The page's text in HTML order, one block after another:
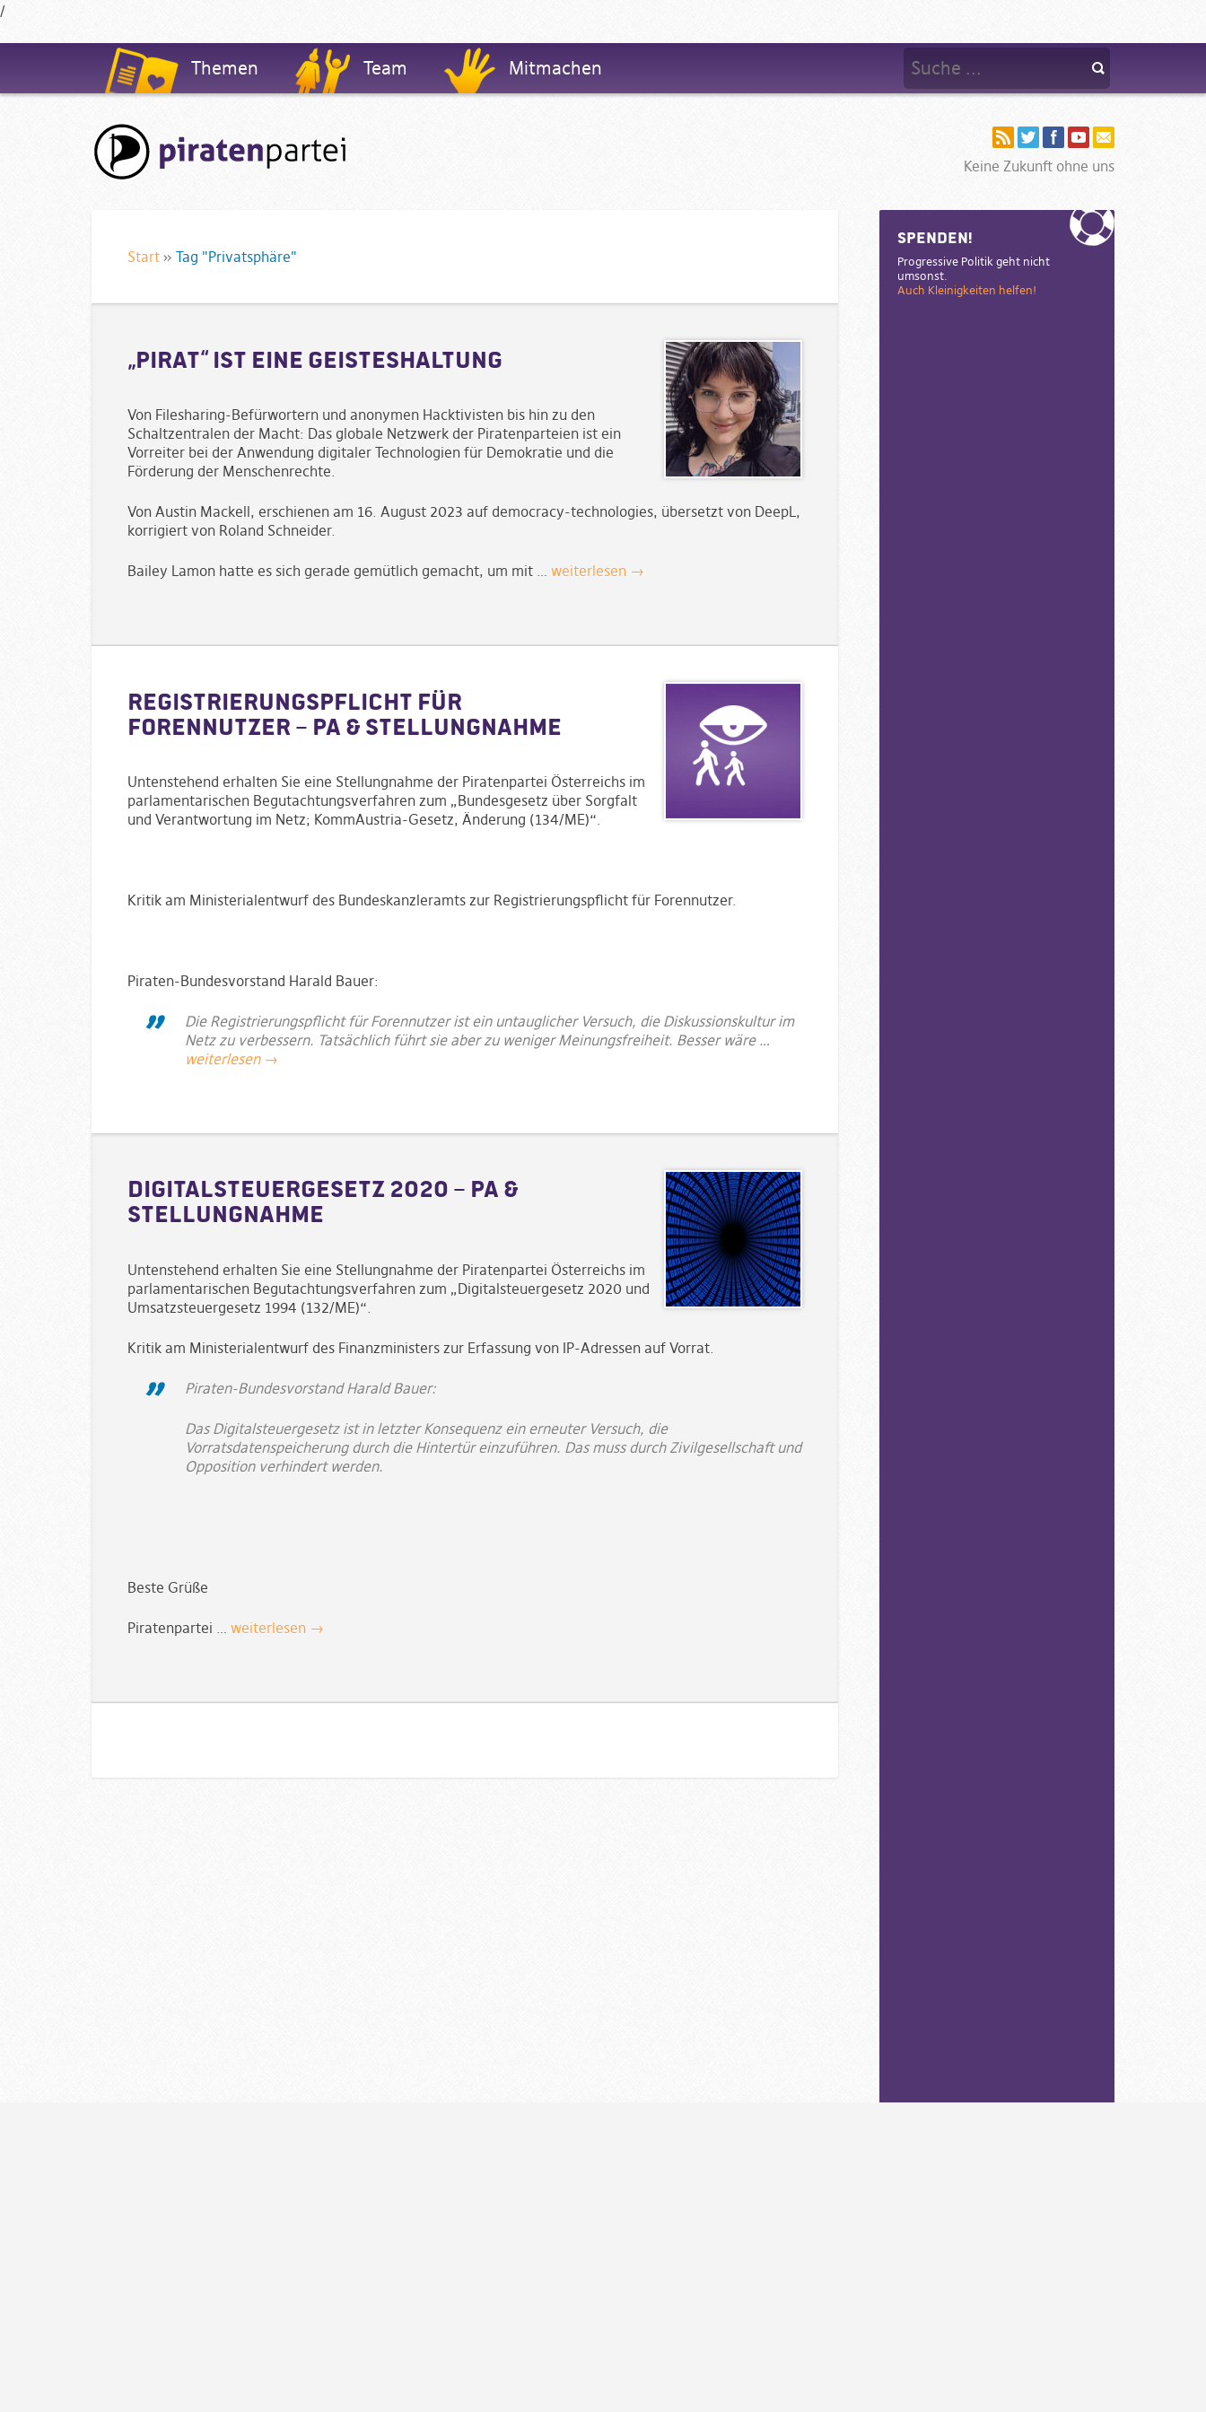
/
Navigation
Themen Team Mitmachen
Keine Zukunft ohne uns
Start » Tag "Privatsphäre"
„Pirat“ ist eine Geisteshaltung
Von Filesharing-Befürwortern und anonymen Hacktivisten bis hin zu den
Schaltzentralen der Macht: Das globale Netzwerk der Piratenparteien ist ein
Vorreiter bei der Anwendung digitaler Technologien für Demokratie und die
Förderung der Menschenrechte.
Von Austin Mackell, erschienen am 16. August 2023 auf democracy-technologies, übersetzt von DeepL,
korrigiert von Roland Schneider.
Bailey Lamon hatte es sich gerade gemütlich gemacht, um mit … weiterlesen →
Registrierungspflicht für
Forennutzer – PA & Stellungnahme
Untenstehend erhalten Sie eine Stellungnahme der Piratenpartei Österreichs im
parlamentarischen Begutachtungsverfahren zum „Bundesgesetz über Sorgfalt
und Verantwortung im Netz; KommAustria-Gesetz, Änderung (134/ME)“.
Kritik am Ministerialentwurf des Bundeskanzleramts zur Registrierungspflicht für Forennutzer.
Piraten-Bundesvorstand Harald Bauer:
Die Registrierungspflicht für Forennutzer ist ein untauglicher Versuch, die Diskussionskultur im
Netz zu verbessern. Tatsächlich führt sie aber zu weniger Meinungsfreiheit. Besser wäre …
weiterlesen →
Digitalsteuergesetz 2020 – PA &
Stellungnahme
Untenstehend erhalten Sie eine Stellungnahme der Piratenpartei Österreichs im
parlamentarischen Begutachtungsverfahren zum „Digitalsteuergesetz 2020 und
Umsatzsteuergesetz 1994 (132/ME)“.
Kritik am Ministerialentwurf des Finanzministers zur Erfassung von IP-Adressen auf Vorrat.
Piraten-Bundesvorstand Harald Bauer:
Das Digitalsteuergesetz ist in letzter Konsequenz ein erneuter Versuch, die
Vorratsdatenspeicherung durch die Hintertür einzuführen. Das muss durch Zivilgesellschaft und
Opposition verhindert werden.
Beste Grüße
Piratenpartei … weiterlesen →
Spenden!
Progressive Politik geht nicht
umsonst.
Auch Kleinigkeiten helfen!